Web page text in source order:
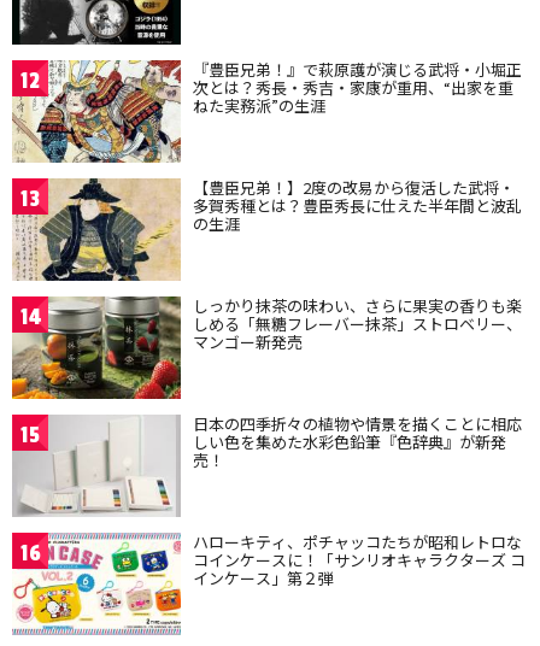
12 『豊臣兄弟！』で萩原護が演じる武将・小堀正
次とは？秀長・秀吉・家康が重用、“出家を重
ねた実務派”の生涯
13 【豊臣兄弟！】2度の改易から復活した武将・
多賀秀種とは？豊臣秀長に仕えた半年間と波乱
の生涯
14 しっかり抹茶の味わい、さらに果実の香りも楽
しめる「無糖フレーバー抹茶」ストロベリー、
マンゴー新発売
15 日本の四季折々の植物や情景を描くことに相応
しい色を集めた水彩色鉛筆『色辞典』が新発
売！
16 ハローキティ、ポチャッコたちが昭和レトロな
コインケースに！「サンリオキャラクターズ コ
インケース」第２弾